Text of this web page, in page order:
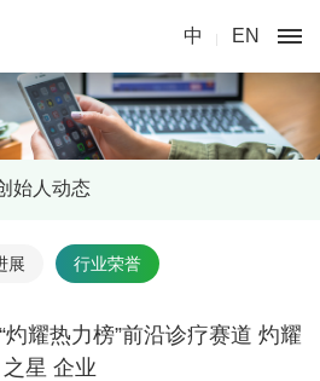
中 EN
始人动态
展 行业荣誉
耀热力榜”前沿诊疗赛道 灼耀
之星 企业